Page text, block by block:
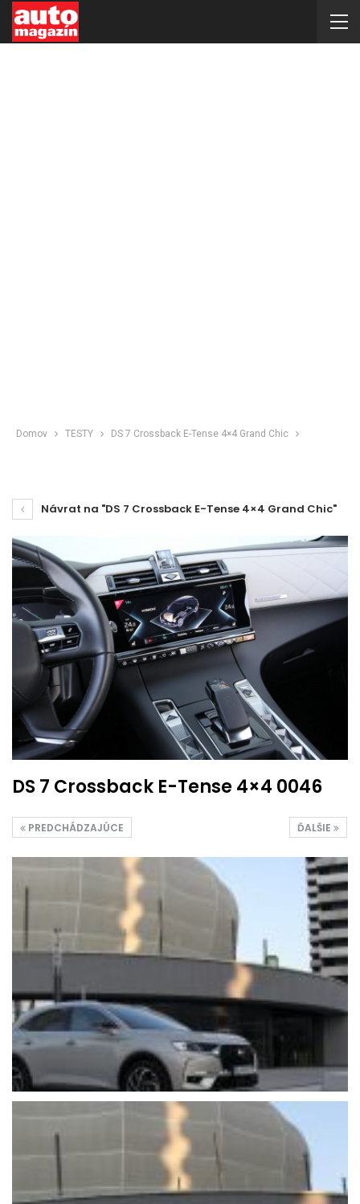
Domov TESTY DS 7 Crossback E-Tense 4×4 Grand Chic
Návrat na "DS 7 Crossback E-Tense 4×4 Grand Chic"
DS 7 Crossback E-Tense 4×4 0046
ĎALŠIE
PREDCHÁDZAJÚCE